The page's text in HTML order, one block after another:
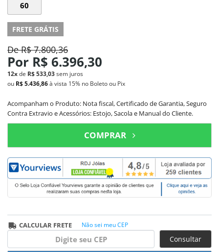
60
FRETE GRÁTIS
DeR$ 7.800,36
Por R$ 6.396,30
12xde R$ 533,03sem juros
ou R$ 5.436,86à vista 15% no Boleto ou Pix
Acompanham o Produto: Nota fiscal, Certificado de Garantia, Seguro
Contra Extravio e Acessórios: Estojo, Sacola e Manual do Cliente.
COMPRAR
CALCULAR FRETE Não sei meu CEP
Consultar